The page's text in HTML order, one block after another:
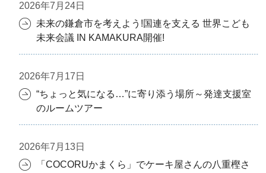
2026年7月24日
未来の鎌倉市を考えよう!国連を支える 世界こども
未来会議 IN KAMAKURA開催!
2026年7月17日
“ちょっと気になる…”に寄り添う場所～発達支援室
のルームツアー
2026年7月13日
「COCORUかまくら」でケーキ屋さんの八重樫さ